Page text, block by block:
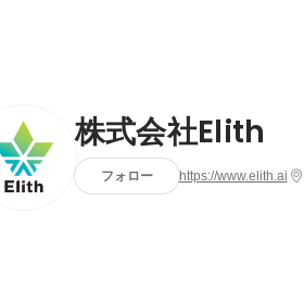
株式会社Elith
フォロー https://www.elith.ai